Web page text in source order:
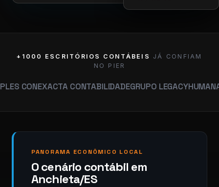
+1000 ESCRITÓRIOS CONTÁBEIS
JÁ CONFIAM
NO PIER
EXACTA CONTABILIDADEGRUPO LEGACYHUMANA
PANORAMA ECONÔMICO LOCAL
O cenário contábil em
Anchieta/ES